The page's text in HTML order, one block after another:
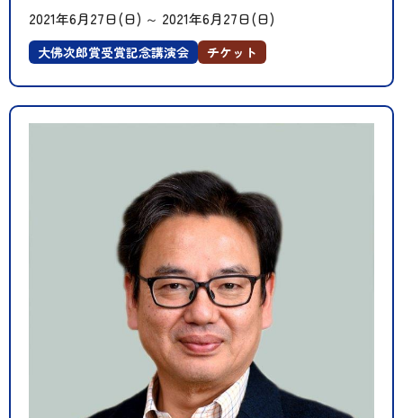
2021年6月27日(日) ～ 2021年6月27日(日)
大佛次郎賞受賞記念講演会 チケット